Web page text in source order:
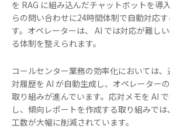
を RAG に組み込んだチャットボットを導
らの問い合わせに24時間体制で自動対応
す。オペレーターは、 AI では対応が難し
る体制を整えられます。
コールセンター業務の効率化においては
対履歴を AI が自動生成し、オペレーター
取り組みが進んでいます。応対メモを AI
し、傾向レポートを作成する取り組みで
工数が大幅に削減されています。